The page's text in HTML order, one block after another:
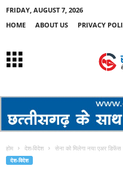
FRIDAY, AUGUST 7, 2026
HOME
ABOUT US PRIVACY
होम देश-विदेश सेना को मिलेगा नया एअर
देश-विदेश